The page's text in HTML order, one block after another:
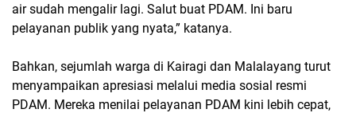
air sudah mengalir lagi. Salut buat PDAM. Ini baru
pelayanan publik yang nyata,” katanya.
Bahkan, sejumlah warga di Kairagi dan Malalayang turut
menyampaikan apresiasi melalui media sosial resmi
PDAM. Mereka menilai pelayanan PDAM kini lebih cepat,